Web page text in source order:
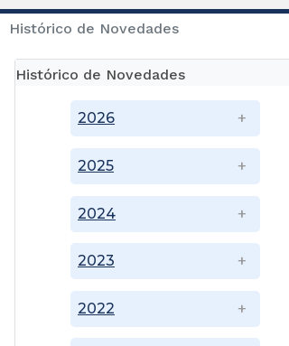
Histórico de Novedades
Histórico de Novedades
2022
2023
2024
2025
2026